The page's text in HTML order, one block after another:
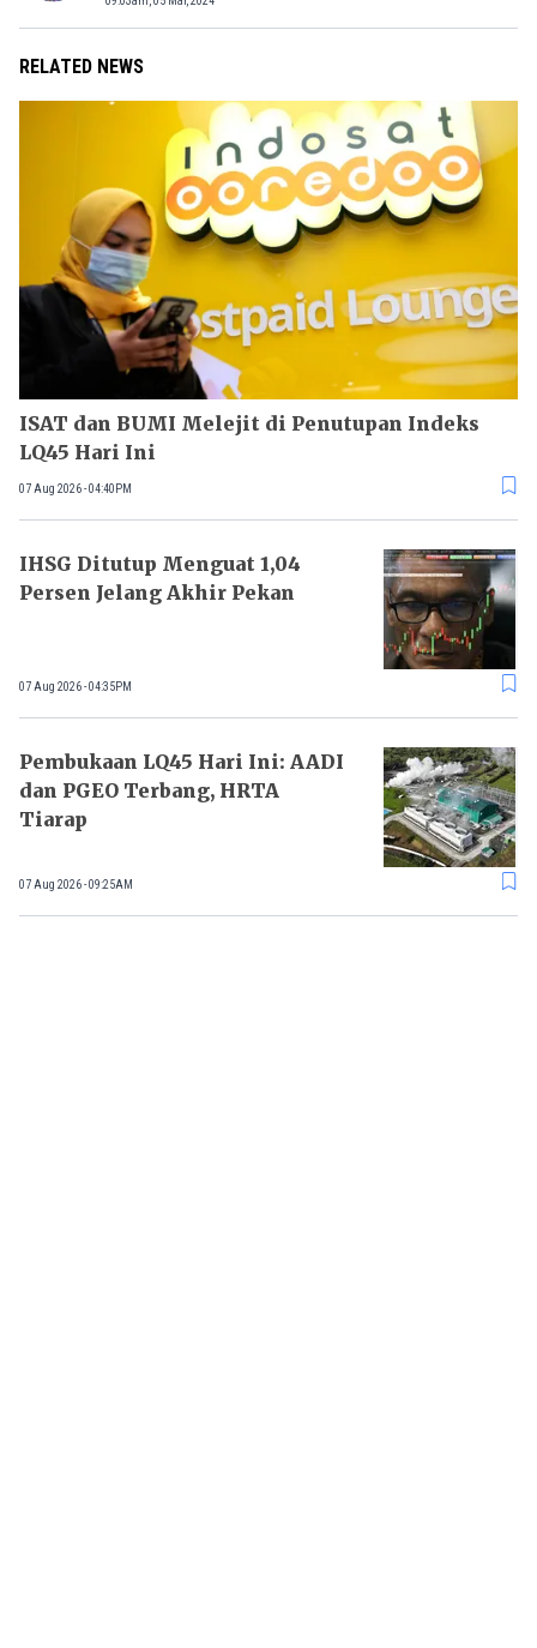
RELATED NEWS
ISAT dan BUMI Melejit di Penutupan Indeks
LQ45 Hari Ini
07 Aug 2026 - 04:40PM
IHSG Ditutup Menguat 1,04
Persen Jelang Akhir Pekan
07 Aug 2026 - 04:35PM
Pembukaan LQ45 Hari Ini: AADI
dan PGEO Terbang, HRTA
Tiarap
07 Aug 2026 - 09:25AM